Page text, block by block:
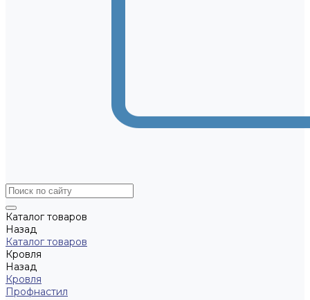
Каталог товаров
Назад
Каталог товаров
Кровля
Назад
Кровля
Профнастил